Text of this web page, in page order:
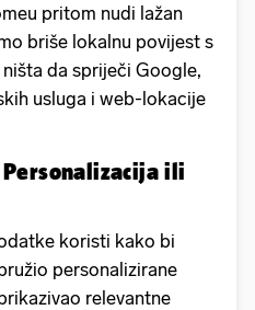
pritom nudi lažan
briše lokalnu povijest s
da spriječi Google,
usluga i web-lokacije
ili
koristi kako bi
personalizirane
relevantne